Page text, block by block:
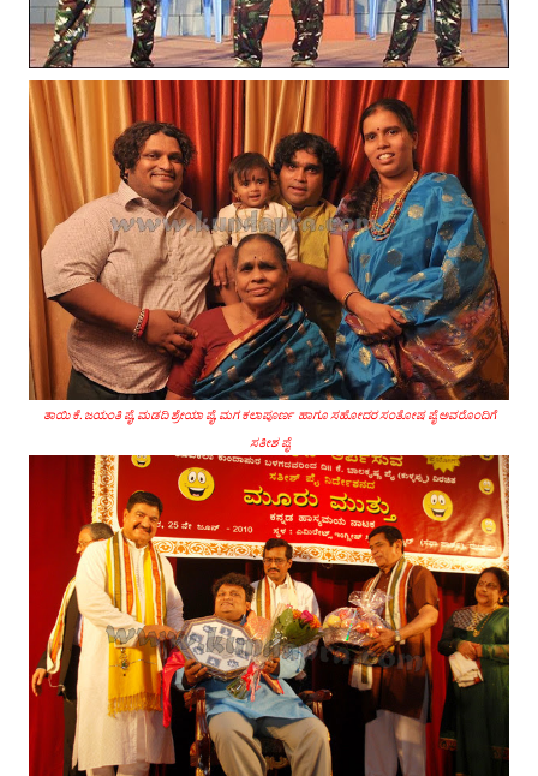
ತಾಯಿ ಕೆ. ಜಯಂತಿ ಪೈ, ಮಡದಿ ಶ್ರೇಯಾ ಪೈ, ಮಗ ಕಲಾಪೂರ್ಣ ಹಾಗೂ ಸಹೋದರ ಸಂತೋಷ ಪೈ ಅವರೊಂದಿಗೆ
ಸತೀಶ ಪೈ